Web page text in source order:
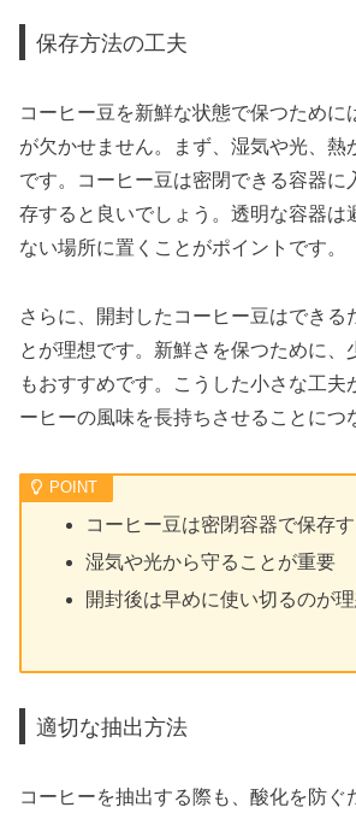
保存方法の工夫
コーヒー豆を新鮮な状態で保つために
が欠かせません。まず、湿気や光、熱
です。コーヒー豆は密閉できる容器に
存すると良いでしょう。透明な容器は
ない場所に置くことがポイントです。
さらに、開封したコーヒー豆はできる
とが理想です。新鮮さを保つために、
もおすすめです。こうした小さな工夫
ーヒーの風味を長持ちさせることにつ
コーヒー豆は密閉容器で保存
湿気や光から守ることが重要
開封後は早めに使い切るのが
適切な抽出方法
コーヒーを抽出する際も、酸化を防ぐ